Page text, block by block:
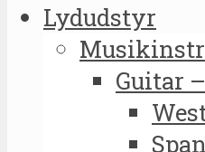
Lydudstyr
Guitar